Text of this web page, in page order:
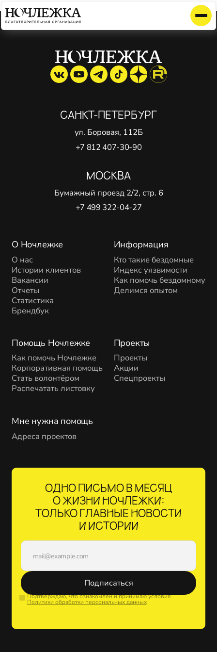
Элемент не найден!
О Ночлежке
О нас
Истории клиентов
Вакансии
Отчеты
Статистика
Брендбук
Помощь Ночлежке
Как помочь Ночлежке
Корпоративная помощь
Стать волонтёром
Распечатать листовку
Проекты
Проекты
Акции
Спецпроекты
Информация
Кто такие бездомные
Индекс уязвимости
Как помочь бездомному
Делимся опытом
Мне нужна помощь
Адреса проектов
САНКТ-ПЕТЕРБУРГ
ул. Боровая, 112Б
+7 812 407-30-90
МОСКВА
Бумажный проезд 2/2, стр. 6
+7 499 322-04-27
ОДНО ПИСЬМО В МЕСЯЦ
О ЖИЗНИ НОЧЛЕЖКИ:
ТОЛЬКО ГЛАВНЫЕ НОВОСТИ
И ИСТОРИИ
Подписаться
Подтверждаю, что ознакомлен и принимаю условия
Политики обработки персональных данных